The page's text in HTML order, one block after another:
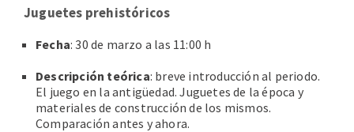
Juguetes prehistóricos
Fecha: 30 de marzo a las 11:00 h
Descripción teórica: breve introducción al periodo.
El juego en la antigüedad. Juguetes de la época y
materiales de construcción de los mismos.
Comparación antes y ahora.